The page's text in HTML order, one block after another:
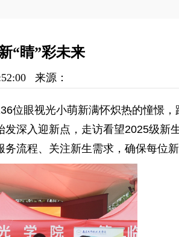
“睛”彩未来
来源：
位眼视光小萌新满怀炽热的憧憬
发深入迎新点，走访看望2025级新
务流程、关注新生需求，确保每位